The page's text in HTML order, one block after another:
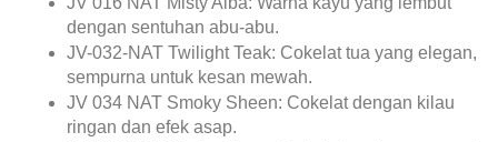
dengan sentuhan abu-abu.
JV-032-NAT Twilight Teak: Cokelat tua yang elegan,
sempurna untuk kesan mewah.
JV 034 NAT Smoky Sheen: Cokelat dengan kilau
ringan dan efek asap.